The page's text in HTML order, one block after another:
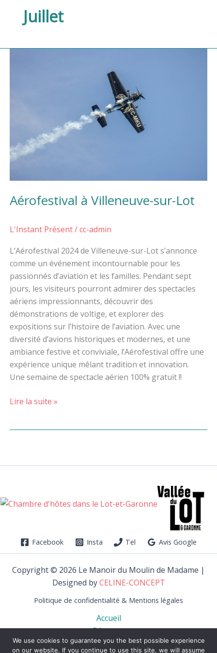
Juillet
Aérofestival à Villeneuve-sur-Lot
L'Instant Présent/cc-admin
L’Aérofestival 2024 de Villeneuve-sur-Lot s’annonce
comme un événement incontournable pour les
passionnés d’aviation et les familles. Pendant sept
jours, les visiteurs pourront admirer des spectacles
aériens impressionnants, découvrir des
démonstrations de voltige, et explorer des
expositions sur l’histoire de l’aviation. Avec une
diversité d’avions historiques et modernes, et une
ambiance festive et conviviale, l’Aérofestival offre une
expérience unique mêlant tradition et innovation.
Une semaine de spectacle aérien 100% gratuit !!
Lire la suite »
Facebook Insta Tel Avis Google
Copyright © 2026 Le Manoir du Moulin de Madame |
Designed byCELINE-CONCEPT
Politique de confidentialité & Mentions légales
Accueil
Réserver
La Propriété
We use cookies to guarantee you the best possible experience
on our website. If you continue to use this site, we will assume